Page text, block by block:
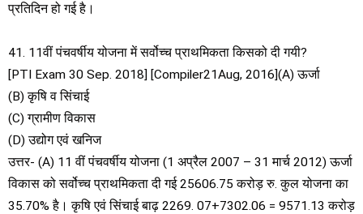
प्रतिदिन हो गई है।
41. 11वीं पंचवर्षीय योजना में सर्वोच्च प्राथमिकता किसको दी गयी?
[PTI Exam 30 Sep. 2018] [Compiler21Aug, 2016](A) ऊर्जा
(B) कृषि व सिंचाई
(C) ग्रामीण विकास
(D) उद्योग एवं खनिज
उत्तर- (A) 11 वीं पंचवर्षीय योजना (1 अप्रैल 2007 – 31 मार्च 2012) ऊर्जा
विकास को सर्वोच्च प्राथमिकता दी गई 25606.75 करोड़ रु. कुल योजना का
35.70% है। कृषि एवं सिंचाई बाढ़ 2269. 07+7302.06 = 9571.13 करोड़